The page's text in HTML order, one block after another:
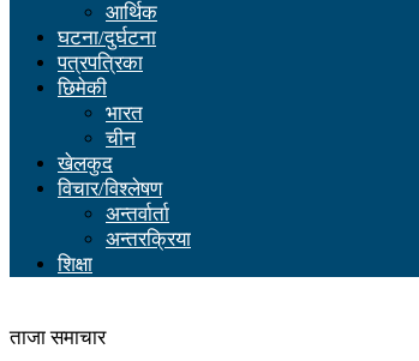
आर्थिक
घटना/दुर्घटना
पत्रपत्रिका
छिमेकी
भारत
चीन
खेलकुद
विचार/विश्लेषण
अन्तर्वार्ता
अन्तरक्रिया
शिक्षा
ताजा समाचार